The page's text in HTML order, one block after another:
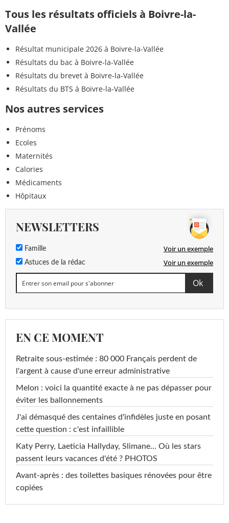
Tous les résultats officiels à Boivre-la-
Vallée
Résultat municipale 2026 à Boivre-la-Vallée
Résultats du bac à Boivre-la-Vallée
Résultats du brevet à Boivre-la-Vallée
Résultats du BTS à Boivre-la-Vallée
Nos autres services
Prénoms
Ecoles
Maternités
Calories
Médicaments
Hôpitaux
NEWSLETTERS
Famille Voir un exemple
Astuces de la rédac Voir un exemple
EN CE MOMENT
Retraite sous-estimée : 80 000 Français perdent de
l'argent à cause d'une erreur administrative
Melon : voici la quantité exacte à ne pas dépasser pour
éviter les ballonnements
J'ai démasqué des centaines d'infidèles juste en posant
cette question : c'est infaillible
Katy Perry, Laeticia Hallyday, Slimane... Où les stars
passent leurs vacances d'été ? PHOTOS
Avant-après : des toilettes basiques rénovées pour être
copiées